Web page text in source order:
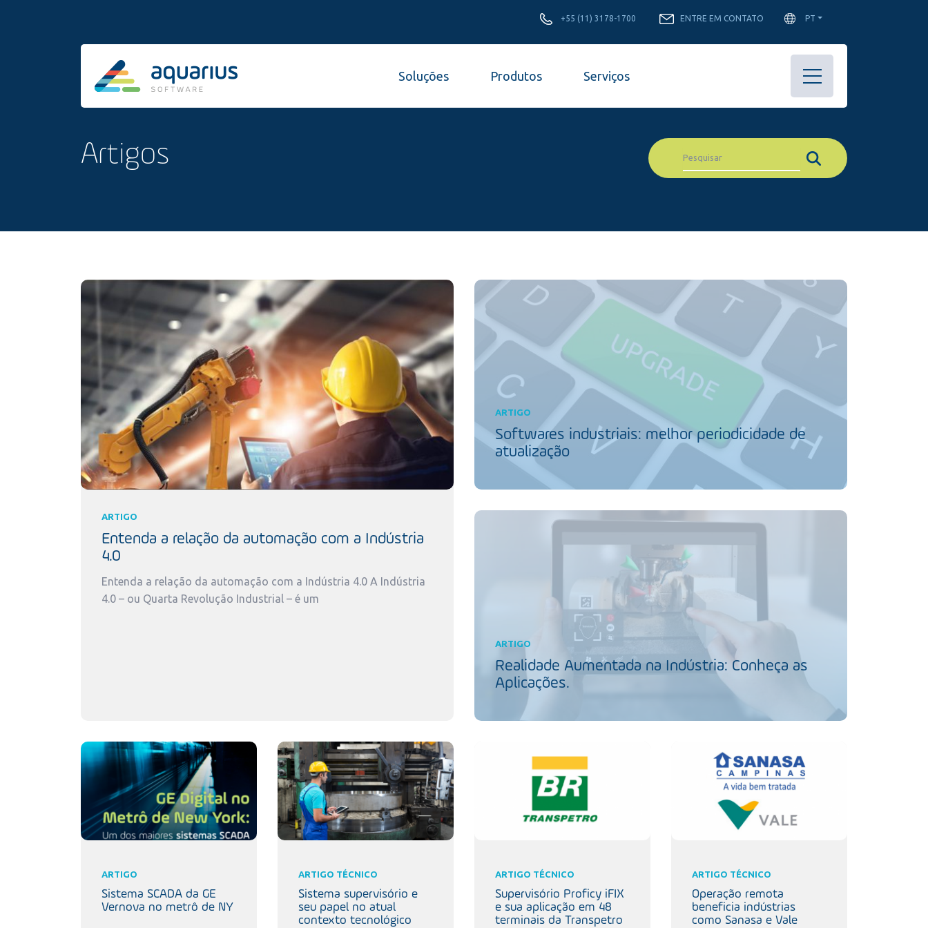
+55 (11) 3178-1700 ENTRE EM CONTATO PT
Soluções Produtos Serviços
Artigos
ARTIGO
Entenda a relação da automação com a Indústria
4.0
Entenda a relação da automação com a Indústria 4.0 A Indústria
4.0 – ou Quarta Revolução Industrial – é um
ARTIGO
Softwares industriais: melhor periodicidade de
atualização
ARTIGO
Realidade Aumentada na Indústria: Conheça as
Aplicações.
ARTIGO
Sistema SCADA da GE
Vernova no metrô de NY
ARTIGO TÉCNICO
Sistema supervisório e
seu papel no atual
contexto tecnológico
ARTIGO TÉCNICO
Supervisório Proficy iFIX
e sua aplicação em 48
terminais da Transpetro
ARTIGO TÉCNICO
Operação remota
beneficia indústrias
como Sanasa e Vale